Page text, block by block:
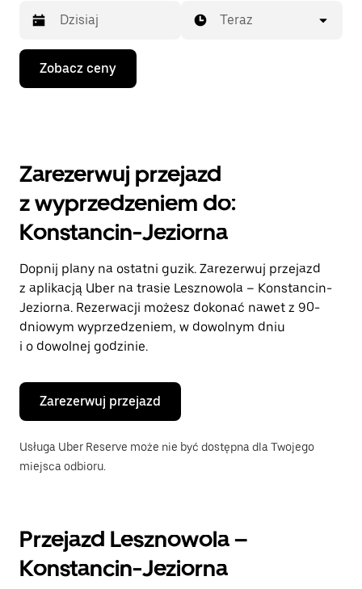
Naciśnij
klawisz
strzałki
i wybrać
Naciśnij
klawisz
„Escape”,
zamknąć
kalendarz.
Teraz
Zobacz ceny
Zarezerwuj przejazd
z wyprzedzeniem do:
Konstancin-Jeziorna
Dopnij plany na ostatni guzik. Zarezerwuj przejazd
z aplikacją Uber na trasie Lesznowola – Konstancin-
Jeziorna. Rezerwacji możesz dokonać nawet z 90-
dniowym wyprzedzeniem, w dowolnym dniu
i o dowolnej godzinie.
Zarezerwuj przejazd
Usługa Uber Reserve może nie być dostępna dla Twojego
miejsca odbioru.
Przejazd Lesznowola –
Konstancin-Jeziorna